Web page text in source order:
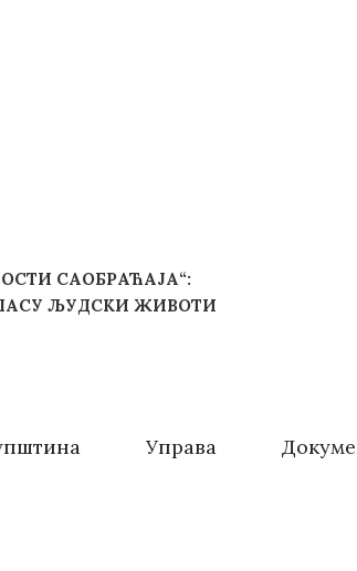
САОБРАЋАЈА“:
ЉУДСКИ ЖИВОТИ
Управа